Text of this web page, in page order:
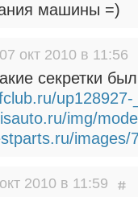
машины =)
07 окт 2010 в 11:56
секретки
up128927-
img/
images/
2010 в 11:59